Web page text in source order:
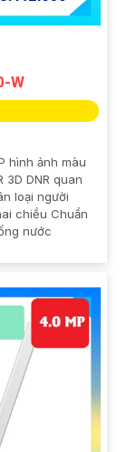
W
hình ảnh màu
3D DNR quan
loại người
chiều Chuẩn
nước